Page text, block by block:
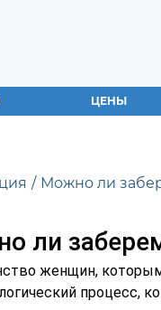
ЦЕНЫ
Можно ли
ли
женщин, которым
процесс,